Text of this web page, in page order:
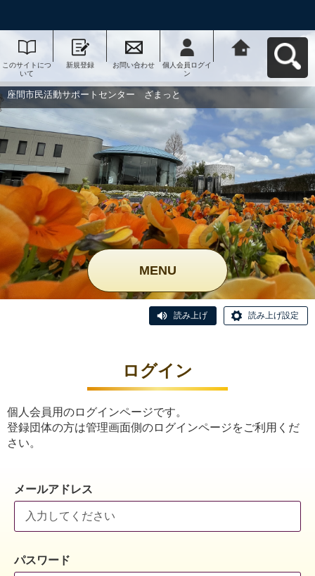
このサイトにつ
いて
新規登録 お問い合わせ
個人会員ログイ
ン
ー ざまっとへ
座間市民活動サポートセンター ざまっと
MENU
読み上げ 読み上げ設定
ログイン
個人会員用のログインページです。
登録団体の方は管理画面側のログインページをご利用くだ
さい。
メールアドレス
パスワード